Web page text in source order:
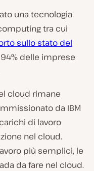
una tecnologia
tra cui
sullo stato del
delle imprese
cloud rimane
da IBM
di lavoro
nel cloud.
più semplici, le
da fare nel cloud.